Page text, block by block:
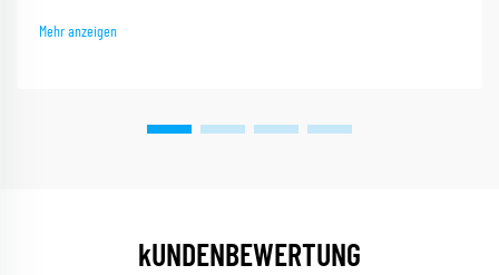
Mehr anzeigen
kUNDENBEWERTUNG